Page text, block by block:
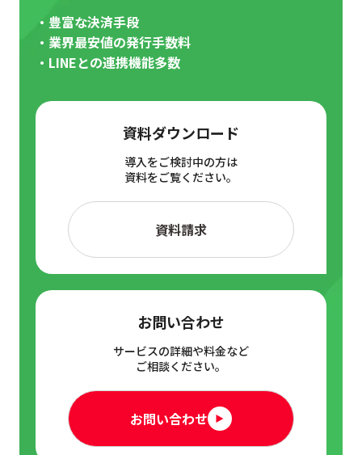
・豊富な決済手段
・業界最安値の発行手数料
・LINEとの連携機能多数
資料ダウンロード
導入をご検討中の方は
資料をご覧ください。
資料請求
お問い合わせ
サービスの詳細や料金など
ご相談ください。
お問い合わせ